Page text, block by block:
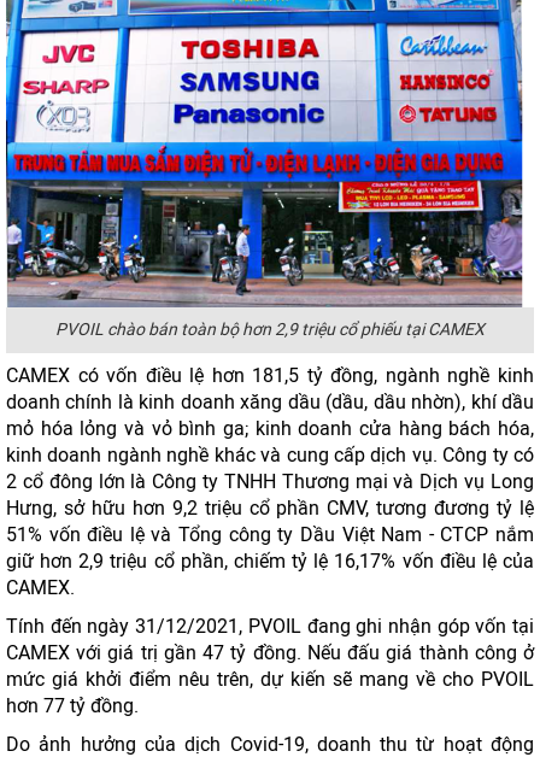
PVOIL chào bán toàn bộ hơn 2,9 triệu cổ phiếu tại CAMEX
CAMEX có vốn điều lệ hơn 181,5 tỷ đồng, ngành nghề kinh
doanh chính là kinh doanh xăng dầu (dầu, dầu nhờn), khí dầu
mỏ hóa lỏng và vỏ bình ga; kinh doanh cửa hàng bách hóa,
kinh doanh ngành nghề khác và cung cấp dịch vụ. Công ty có
2 cổ đông lớn là Công ty TNHH Thương mại và Dịch vụ Long
Hưng, sở hữu hơn 9,2 triệu cổ phần CMV, tương đương tỷ lệ
51% vốn điều lệ và Tổng công ty Dầu Việt Nam - CTCP nắm
giữ hơn 2,9 triệu cổ phần, chiếm tỷ lệ 16,17% vốn điều lệ của
CAMEX.
Tính đến ngày 31/12/2021, PVOIL đang ghi nhận góp vốn tại
CAMEX với giá trị gần 47 tỷ đồng. Nếu đấu giá thành công ở
mức giá khởi điểm nêu trên, dự kiến sẽ mang về cho PVOIL
hơn 77 tỷ đồng.
Do ảnh hưởng của dịch Covid-19, doanh thu từ hoạt động